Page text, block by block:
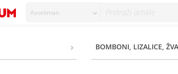
Asortiman
BOMBONI, LIZALICE,